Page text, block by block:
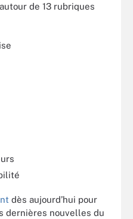
de 13 rubriques
dès aujourd’hui pour
dernières nouvelles du